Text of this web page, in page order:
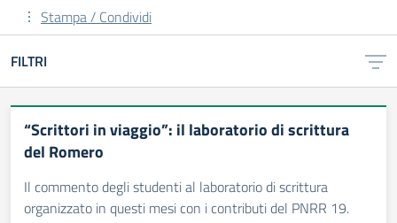
Stampa / Condividi
FILTRI
“Scrittori in viaggio”: il laboratorio di scrittura
del Romero
Il commento degli studenti al laboratorio di scrittura
organizzato in questi mesi con i contributi del PNRR 19.